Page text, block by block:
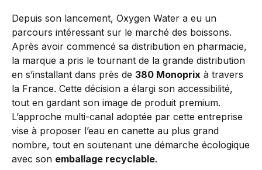
Depuis son lancement, Oxygen Water a eu un
parcours intéressant sur le marché des boissons.
Après avoir commencé sa distribution en pharmacie,
la marque a pris le tournant de la grande distribution
en s’installant dans près de 380 Monoprix à travers
la France. Cette décision a élargi son accessibilité,
tout en gardant son image de produit premium.
L’approche multi-canal adoptée par cette entreprise
vise à proposer l’eau en canette au plus grand
nombre, tout en soutenant une démarche écologique
avec son emballage recyclable.